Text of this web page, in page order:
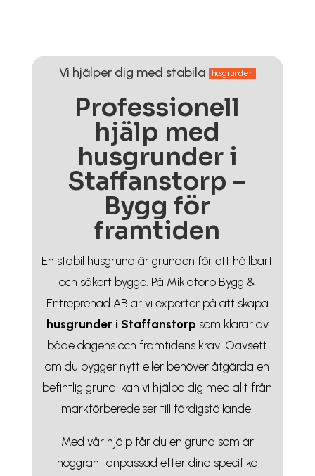
Vi hjälper dig med stabila husgrunder
Professionell
hjälp med
husgrunder i
Staffanstorp –
Bygg för
framtiden
En stabil husgrund är grunden för ett hållbart
och säkert bygge. På Miklatorp Bygg &
Entreprenad AB är vi experter på att skapa
husgrunder i Staffanstorp som klarar av
både dagens och framtidens krav. Oavsett
om du bygger nytt eller behöver åtgärda en
befintlig grund, kan vi hjälpa dig med allt från
markförberedelser till färdigställande.
Med vår hjälp får du en grund som är
noggrant anpassad efter dina specifika